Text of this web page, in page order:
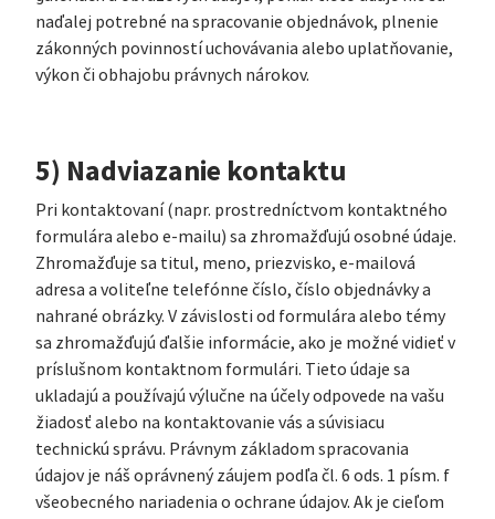
naďalej potrebné na spracovanie objednávok, plnenie
zákonných povinností uchovávania alebo uplatňovanie,
výkon či obhajobu právnych nárokov.
5) Nadviazanie kontaktu
Pri kontaktovaní (napr. prostredníctvom kontaktného
formulára alebo e-mailu) sa zhromažďujú osobné údaje.
Zhromažďuje sa titul, meno, priezvisko, e-mailová
adresa a voliteľne telefónne číslo, číslo objednávky a
nahrané obrázky. V závislosti od formulára alebo témy
sa zhromažďujú ďalšie informácie, ako je možné vidieť v
príslušnom kontaktnom formulári. Tieto údaje sa
ukladajú a používajú výlučne na účely odpovede na vašu
žiadosť alebo na kontaktovanie vás a súvisiacu
technickú správu. Právnym základom spracovania
údajov je náš oprávnený záujem podľa čl. 6 ods. 1 písm. f
všeobecného nariadenia o ochrane údajov. Ak je cieľom